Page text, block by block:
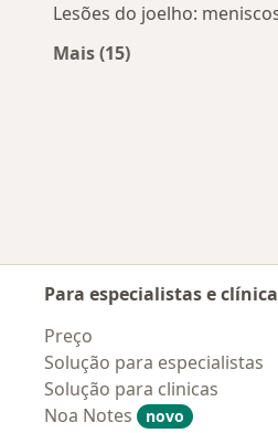
Lesões do joelho:
Mais (15)
Para especialistas e
Preço
Solução para especialistas
Solução para clinicas
Noa Notes
novo